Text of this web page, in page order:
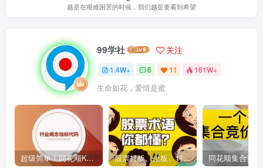
越是在艰难困苦的时候，我们越是要看到希望
99学社 关注
1.4W+ 6 11 161W+
生命如花，爱情是蜜
超级简单！同花顺K线界面显示行业概念指标代码图解 股票打板、上板、封板、翘板、炸板是什么意思？炒股你必须懂的暗语！